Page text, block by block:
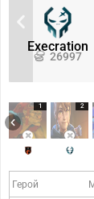
Execration
26997
1 2
Герой